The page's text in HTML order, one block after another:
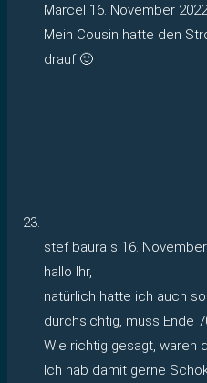
Marcel 16. November 2022
Mein Cousin hatte den
drauf 🙂
stef baura s 16.
hallo Ihr,
natürlich hatte ich auch
durchsichtig, muss Ende
Wie richtig gesagt, waren
Ich hab damit gerne